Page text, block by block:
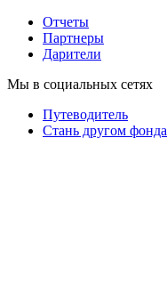
Отчеты
Партнеры
Дарители
Мы в социальных сетях
Путеводитель
Cтань другом фонда